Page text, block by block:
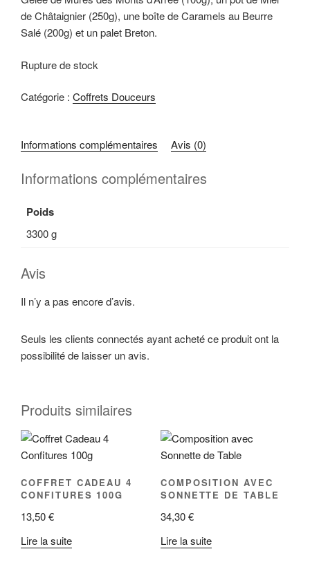
de Châtaignier (250g), une boîte de Caramels au Beurre
Salé (200g) et un palet Breton.
Rupture de stock
Catégorie : Coffrets Douceurs
Informations complémentaires Avis (0)
Informations complémentaires
Poids
3300 g
Avis
Il n’y a pas encore d’avis.
Seuls les clients connectés ayant acheté ce produit ont la
possibilité de laisser un avis.
Produits similaires
COFFRET CADEAU 4
CONFITURES 100G
13,50€
Lire la suite
COMPOSITION AVEC
SONNETTE DE TABLE
34,30€
Lire la suite